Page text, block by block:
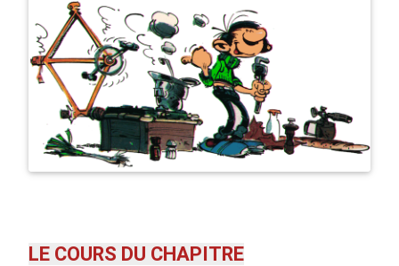
LE COURS DU CHAPITRE